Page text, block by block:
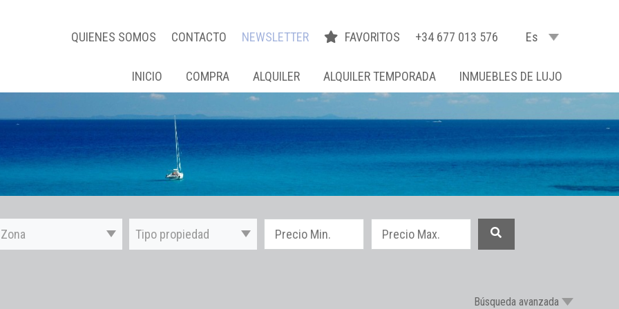
QUIENES SOMOS CONTACTO NEWSLETTER FAVORITOS +34 677 013 576 Es
INICIO COMPRA ALQUILER ALQUILER TEMPORADA INMUEBLES DE LUJO
Zona Tipo propiedad
Búsqueda avanzada